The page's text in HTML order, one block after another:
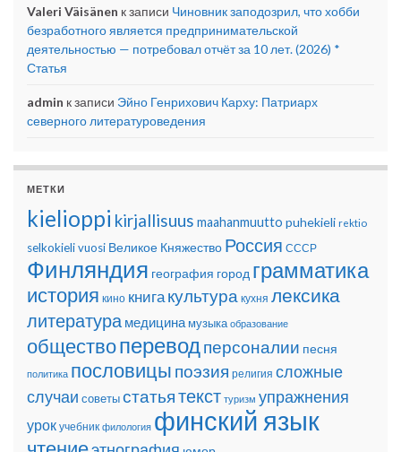
Valeri Väisänen к записи Чиновник заподозрил, что хобби
безработного является предпринимательской
деятельностью — потребовал отчёт за 10 лет. (2026) *
Статья
admin к записи Эйно Генрихович Карху: Патриарх
северного литературоведения
МЕТКИ
kielioppi kirjallisuus maahanmuutto puhekieli rektio
selkokielivuosi Великое Княжество Россия СССР
Финляндия география город грамматика
история кино книгакультура кухня лексика
литература медицина музыка образование
обществопереводперсоналии песня
политика пословицы поэзия религия сложные
случаи советыстатьятекст туризм упражнения
урок учебник филология финский язык